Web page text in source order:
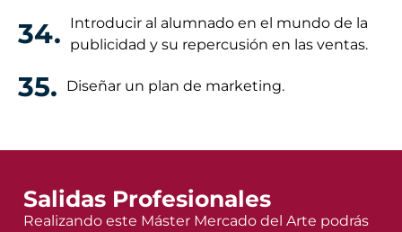
34.
Introducir al alumnado en el mundo de la
publicidad y su repercusión en las ventas.
35. Diseñar un plan de marketing.
Salidas Profesionales
Realizando este Máster Mercado del Arte podrás